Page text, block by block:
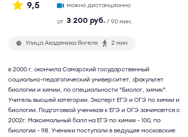
9,5
можно дистанционно
от 3 200 руб. / 90 мин.
Улица Академика Янгеля 2 мин
в 2000 г. окончила Самарский государственный
социально-педагогический университет, факультет
биологии и химии, по специальности "Биолог, химик".
Учитель высшей категории. Эксперт ЕГЭ и ОГЭ по химии и
биологии. Подготовкой учеников к ЕГЭ и ОГЭ занимается с
2002г. Максимальный балл на ЕГЭ по химии - 100, по
биологии - 98. Ученики поступали в ведущие московские